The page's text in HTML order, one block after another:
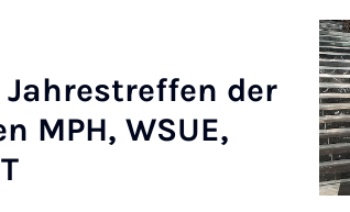
der
MPH, WSUE,